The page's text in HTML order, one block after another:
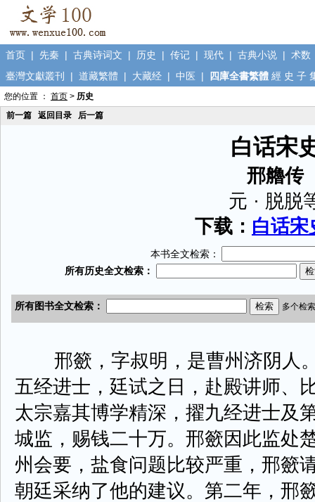
首页 | 先秦 | 古典诗词文 | 历史 | 传记 | 现代 | 古典小说 | 术数
臺灣文獻叢刊
| 道藏繁體 | 大藏经 | 中医 | 四庫全書繁體 經 史 子
您的位置 ： 首页 > 历史
前一篇
返回目录 后一篇
白话宋
邢艪传
元 · 脱脱
下载： 白话
本书全文检索：
邢籨，字叔明，是曹州济阴人
五经进士，廷试之日，赴殿讲师、
太宗嘉其博学精深，擢九经进士及
城监，赐钱二十万。邢籨因此监处
州会要，盐食问题比较严重，邢籨
朝廷采纳了他的建议。第二年，邢